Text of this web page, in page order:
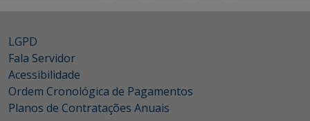
LGPD
Fala Servidor
Acessibilidade
Ordem Cronológica de Pagamentos
Planos de Contratações Anuais